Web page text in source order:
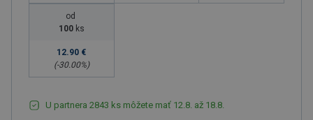
od
100 ks
12.90 €
(-30.00%)
U partnera 2843 ks môžete mať 12.8. až 18.8.